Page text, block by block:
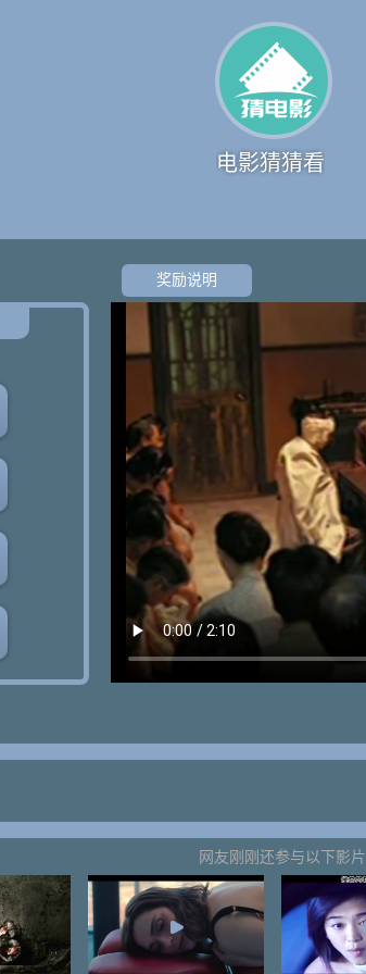
电影猜猜看
奖励说明
网友刚刚还参与以下影片